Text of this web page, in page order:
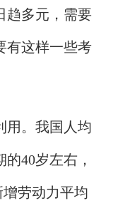
趋多元，需要
有这样一些考
用。我国人均
40岁左右，
劳动力平均